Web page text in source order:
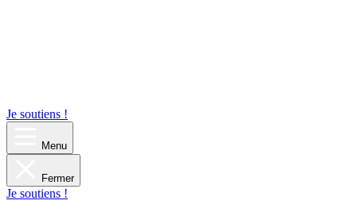
Je soutiens !
Menu
Fermer
Je soutiens !